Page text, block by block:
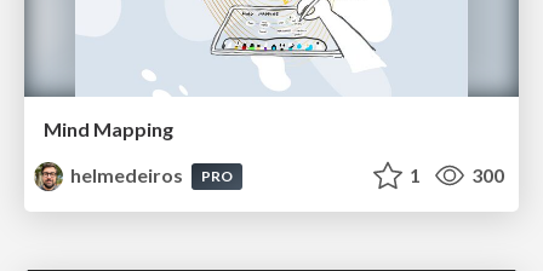
Mind Mapping
helmedeiros
PRO 1 300